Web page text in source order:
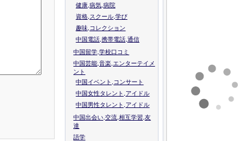
健康,病気,病院
資格,スクール,学び
趣味,コレクション
中国電話,携帯電話,通信
中国留学,学校口コミ
中国芸能,音楽,エンターテイメ
ント
中国イベント,コンサート
中国女性タレント,アイドル
中国男性タレント,アイドル
中国出会い,交流,相互学習,友
達
語学